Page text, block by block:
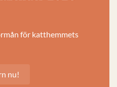
för katthemmets
nu!